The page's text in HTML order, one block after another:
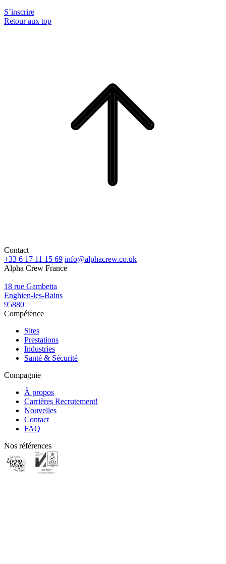
S’inscrire
Retour aux top
Contact
+33 6 17 11 15 69 info@alphacrew.co.uk
Alpha Crew France
18 rue Gambetta
Enghien-les-Bains
95880
Compétence
Sites
Prestations
Industries
Santé & Sécurité
Compagnie
À propos
Carrières Recrutement!
Nouvelles
Contact
FAQ
Nos références